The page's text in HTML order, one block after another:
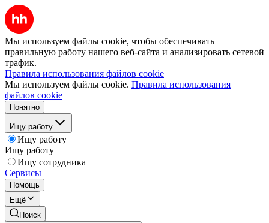
Мы используем файлы cookie, чтобы обеспечивать
правильную работу нашего веб-сайта и анализировать сетевой
трафик.
Правила использования файлов cookie
Мы используем файлы cookie. Правила использования
файлов cookie
Понятно
Ищу работу
Ищу работу
Ищу работу
Ищу сотрудника
Сервисы
Помощь
Ещё
Поиск